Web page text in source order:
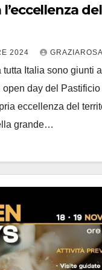
2024
tutta Italia sono giunti
open day del
eccellenza del
grande…